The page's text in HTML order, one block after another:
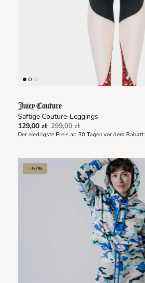
Saftige Couture-Leggings
129,00 zł 299,00 zł
Der niedrigste Preis ab 30 Tagen vor dem Rabatt:
--57%